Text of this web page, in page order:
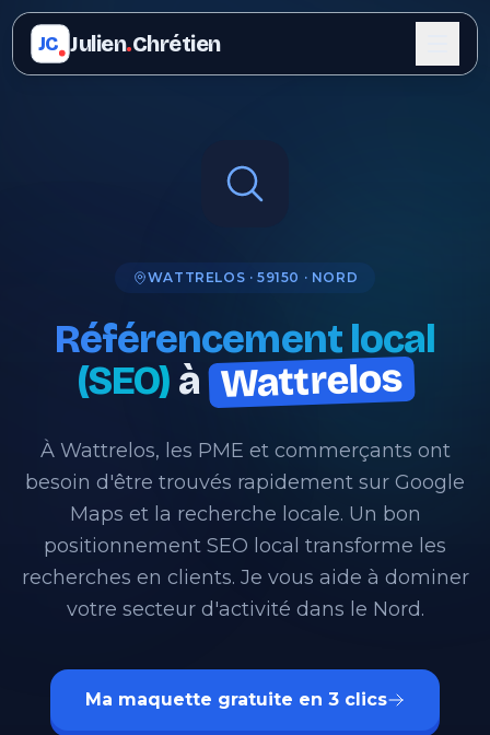
JC Julien.Chrétien
WATTRELOS · 59150 · NORD
Référencement local
(SEO) à Wattrelos
À Wattrelos, les PME et commerçants ont
besoin d'être trouvés rapidement sur Google
Maps et la recherche locale. Un bon
positionnement SEO local transforme les
recherches en clients. Je vous aide à dominer
votre secteur d'activité dans le Nord.
Ma maquette gratuite en 3 clics